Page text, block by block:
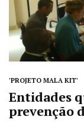
'PROJETO MALA KIT'
Entidades
prevenção